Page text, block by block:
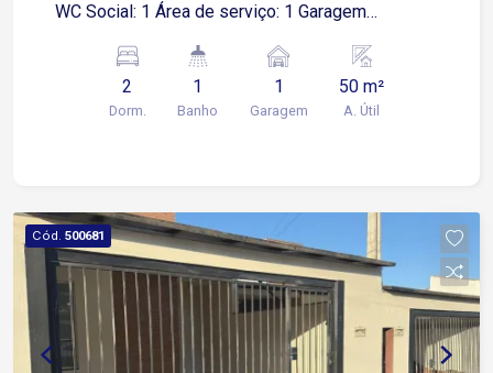
WC Social: 1 Área de serviço: 1 Garagem
Playground ? Salão de festas ? Sauna
2
Dorm.
1
Banho
1
Garagem
50 m²
A. Útil
Cód. 500681